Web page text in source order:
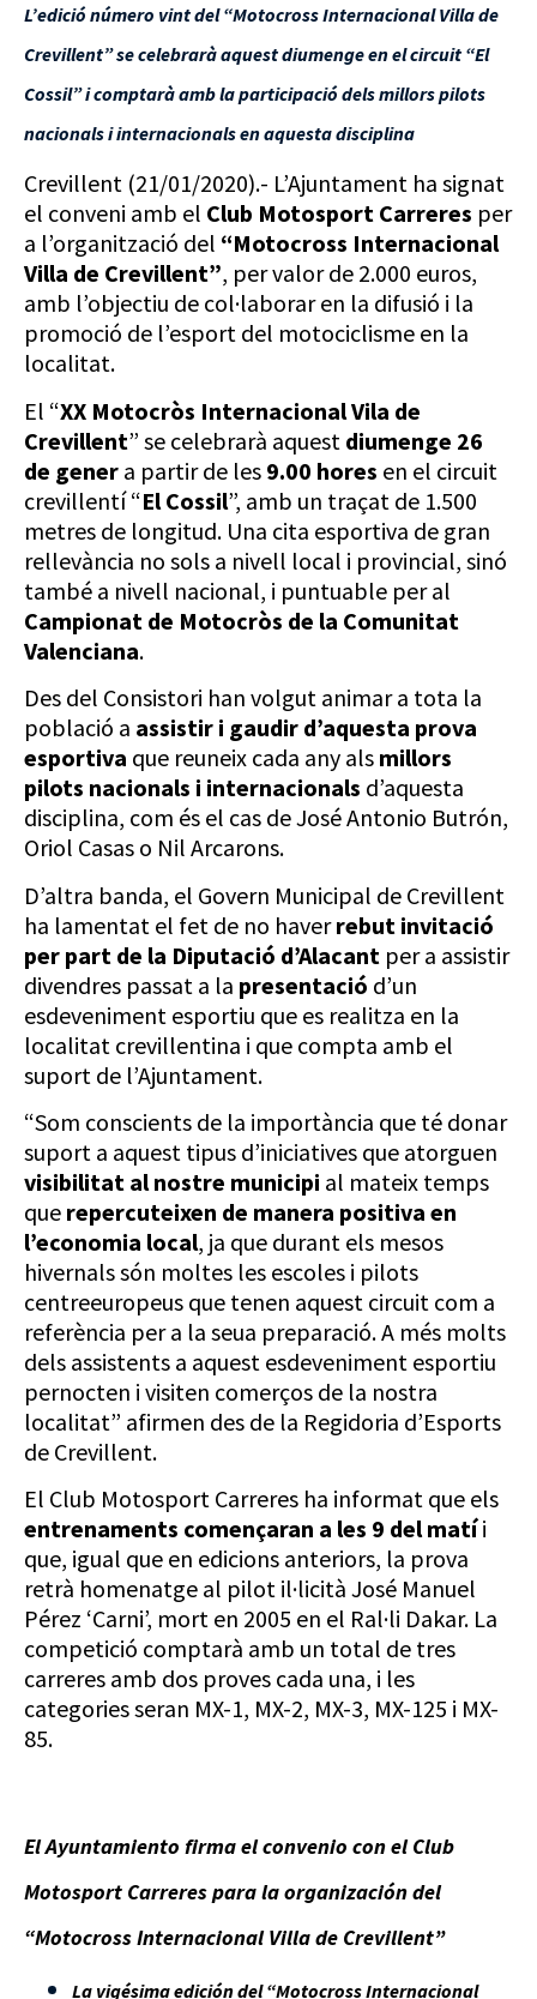
L’edició número vint del “Motocross Internacional Villa de
Crevillent” se celebrarà aquest diumenge en el circuit “El
Cossil” i comptarà amb la participació dels millors pilots
nacionals i internacionals en aquesta disciplina
Crevillent (21/01/2020).- L’Ajuntament ha signat
el conveni amb el Club Motosport Carreres per
a l’organització del “Motocross Internacional
Villa de Crevillent”, per valor de 2.000 euros,
amb l’objectiu de col·laborar en la difusió i la
promoció de l’esport del motociclisme en la
localitat.
El “XX Motocròs Internacional Vila de
Crevillent” se celebrarà aquest diumenge 26
de gener a partir de les 9.00 hores en el circuit
crevillentí “El Cossil”, amb un traçat de 1.500
metres de longitud. Una cita esportiva de gran
rellevància no sols a nivell local i provincial, sinó
també a nivell nacional, i puntuable per al
Campionat de Motocròs de la Comunitat
Valenciana.
Des del Consistori han volgut animar a tota la
població a assistir i gaudir d’aquesta prova
esportiva que reuneix cada any als millors
pilots nacionals i internacionals d’aquesta
disciplina, com és el cas de José Antonio Butrón,
Oriol Casas o Nil Arcarons.
D’altra banda, el Govern Municipal de Crevillent
ha lamentat el fet de no haverrebut invitació
per part de la Diputació d’Alacant per a assistir
divendres passat a la presentació d’un
esdeveniment esportiu que es realitza en la
localitat crevillentina i que compta amb el
suport de l’Ajuntament.
“Som conscients de la importància que té donar
suport a aquest tipus d’iniciatives que atorguen
visibilitat al nostre municipi al mateix temps
que repercuteixen de manera positiva en
l’economia local, ja que durant els mesos
hivernals són moltes les escoles i pilots
centreeuropeus que tenen aquest circuit com a
referència per a la seua preparació. A més molts
dels assistents a aquest esdeveniment esportiu
pernocten i visiten comerços de la nostra
localitat” afirmen des de la Regidoria d’Esports
de Crevillent.
El Club Motosport Carreres ha informat que els
entrenaments començaran a les 9 del matíi
que, igual que en edicions anteriors, la prova
retrà homenatge al pilot il·licità José Manuel
Pérez ‘Carni’, mort en 2005 en el Ral·li Dakar. La
competició comptarà amb un total de tres
carreres amb dos proves cada una, i les
categories seran MX-1, MX-2, MX-3, MX-125 i MX-
85.
El Ayuntamiento firma el convenio con el Club
Motosport Carreres para la organización del
“Motocross Internacional Villa de Crevillent”
La vigésima edición del “Motocross Internacional